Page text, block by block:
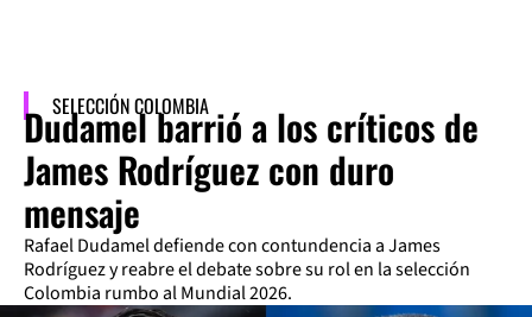
SELECCIÓN COLOMBIA
Dudamel barrió a los críticos de
James Rodríguez con duro
mensaje
Rafael Dudamel defiende con contundencia a James
Rodríguez y reabre el debate sobre su rol en la selección
Colombia rumbo al Mundial 2026.